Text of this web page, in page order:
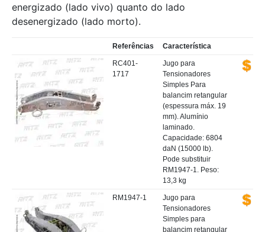
energizado (lado vivo) quanto do lado
desenergizado (lado morto).
Referências Característica
RC401-
1717
Jugo para
Tensionadores
Simples Para
balancim retangular
(espessura máx. 19
mm). Alumínio
laminado.
Capacidade: 6804
daN (15000 lb).
Pode substituir
RM1947-1. Peso:
13,3 kg
RM1947-1
Jugo para
Tensionadores
Simples para
balancim retangular